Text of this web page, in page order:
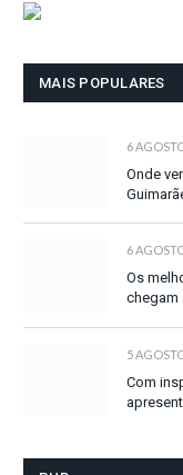
MAIS POPULARES
6
Onde
6
Os
chegam
5
Com